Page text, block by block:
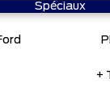
Spéciaux
+